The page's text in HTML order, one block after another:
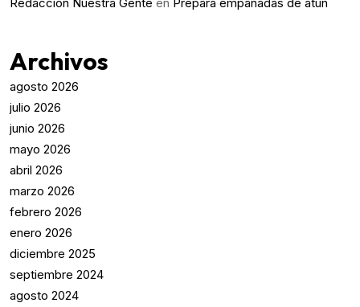
Archivos
agosto 2026
julio 2026
junio 2026
mayo 2026
abril 2026
marzo 2026
febrero 2026
enero 2026
diciembre 2025
septiembre 2024
agosto 2024